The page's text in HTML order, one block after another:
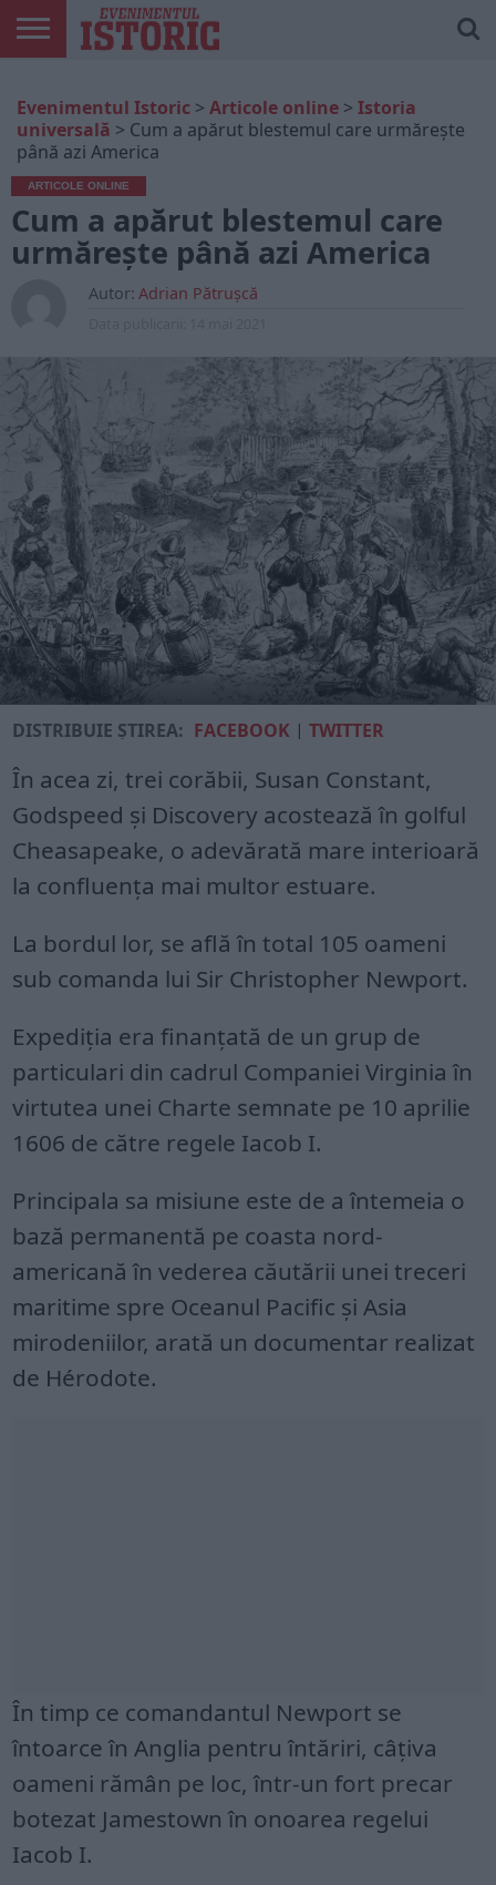
ONLINE
EDIȚII
TIPĂRITE
ISTORIC
PLAY
CONTUL
MEU
Evenimentul Istoric > Articole online > Istoria
universală > Cum a apărut blestemul care urmărește
până azi America
ARTICOLE ONLINE
Cum a apărut blestemul care
urmărește până azi America
Autor: Adrian Pătrușcă
DISTRIBUIE ȘTIREA: FACEBOOK |TWITTER
În acea zi, trei corăbii, Susan Constant,
Godspeed și Discovery acostează în golful
Cheasapeake, o adevărată mare interioară
la confluența mai multor estuare.
La bordul lor, se află în total 105 oameni
sub comanda lui Sir Christopher Newport.
Expediția era finanțată de un grup de
particulari din cadrul Companiei Virginia în
virtutea unei Charte semnate pe 10 aprilie
1606 de către regele Iacob I.
Principala sa misiune este de a întemeia o
bază permanentă pe coasta nord-
americană în vederea căutării unei treceri
maritime spre Oceanul Pacific și Asia
mirodeniilor, arată un documentar realizat
de Hérodote.
În timp ce comandantul Newport se
întoarce în Anglia pentru întăriri, câțiva
oameni rămân pe loc, într-un fort precar
botezat Jamestown în onoarea regelui
Iacob I.